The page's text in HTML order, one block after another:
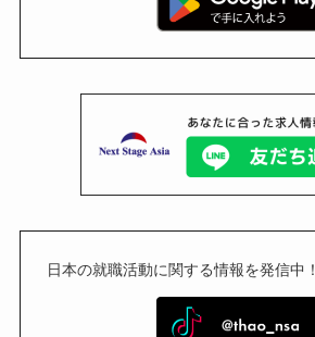
日本の就職活動に関する情報を発信中！